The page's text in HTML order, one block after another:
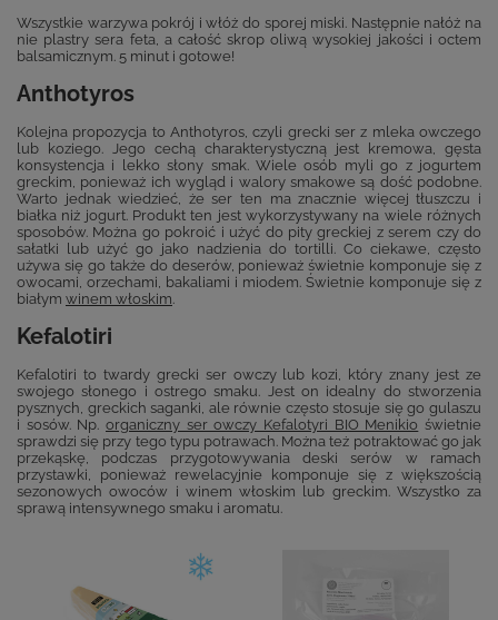
Wszystkie warzywa pokrój i włóż do sporej miski. Następnie nałóż na
nie plastry sera feta, a całość skrop oliwą wysokiej jakości i octem
balsamicznym. 5 minut i gotowe!
Anthotyros
Kolejna propozycja to Anthotyros, czyli grecki ser z mleka owczego
lub koziego. Jego cechą charakterystyczną jest kremowa, gęsta
konsystencja i lekko słony smak. Wiele osób myli go z jogurtem
greckim, ponieważ ich wygląd i walory smakowe są dość podobne.
Warto jednak wiedzieć, że ser ten ma znacznie więcej tłuszczu i
białka niż jogurt. Produkt ten jest wykorzystywany na wiele różnych
sposobów. Można go pokroić i użyć do pity greckiej z serem czy do
sałatki lub użyć go jako nadzienia do tortilli. Co ciekawe, często
używa się go także do deserów, ponieważ świetnie komponuje się z
owocami, orzechami, bakaliami i miodem. Świetnie komponuje się z
białym winem włoskim.
Kefalotiri
Kefalotiri to twardy grecki ser owczy lub kozi, który znany jest ze
swojego słonego i ostrego smaku. Jest on idealny do stworzenia
pysznych, greckich saganki, ale równie często stosuje się go gulaszu
i sosów. Np. organiczny ser owczy Kefalotyri BIO Menikio świetnie
sprawdzi się przy tego typu potrawach. Można też potraktować go jak
przekąskę, podczas przygotowywania deski serów w ramach
przystawki, ponieważ rewelacyjnie komponuje się z większością
sezonowych owoców i winem włoskim lub greckim. Wszystko za
sprawą intensywnego smaku i aromatu.